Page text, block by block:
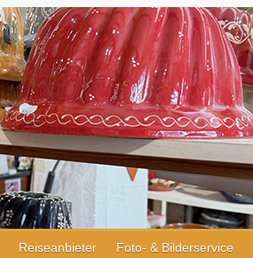
Reiseanbieter Foto- & Bilderservice